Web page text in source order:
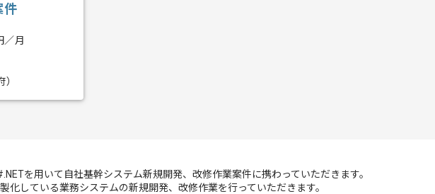
件
／月
を用いて自社基幹システム新規開発、改修作業案件に携わっていただきます。
製化している業務システムの新規開発、改修作業を行っていただきます。